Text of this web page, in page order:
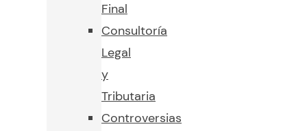
Final
Consultoría
Legal
y
Tributaria
Controversias